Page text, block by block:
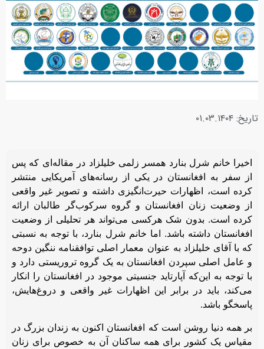
تاریخ: ۰۱.۰۳.۱۴۰۴
اخیرا خانم شرل بنارد همسر زلمی خلیلزاد در مقاله‌ای که پس
از سفر به افغانستان در یکی از رسانه‌های آمریکایی منتشر
کرده است، اظهارات حیرت‌انگیزی داشته و تصویر غیر واقعی
از وضعیت زنان افغانستان و گروه سرکوب‌گر طالبان ارائه
کرده است. بدون شک هرکسی می‌تواند هر تحلیلی از وضعیت
افغانستان داشته باشد. اما خانم شرل بنارد، با توجه به نسبتی
که با آقای خلیلزاد به عنوان معمار اصلی توافقنامه ننگین دوحه
و عامل اصلی سپردن افغانستان به یک گروه تروریستی دارد و
با توجه به این‌که آپارتاید جنسیتی موجود در افغانستان را انکار
می‌کند، باید در برابر این اظهارات غیر واقعی و دروغ‌هایش،
پاسخگو باشد.
بر همه دنیا روشن است که افغانستان اکنون به زندان بزرگ در
مقیاس یک کشور برای همه ساکنان آن به خصوص برای زنان